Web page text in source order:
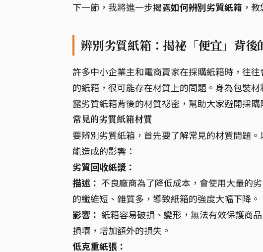
下一節，我將進一步揭露如何辨別劣質紙箱 ，
辨別劣質紙箱：揭祕「便宜」背後
許多中小企業主和電商賣家在採購紙箱時，往
的紙箱，很可能存在材質上的問題。身為包裝
露劣質紙箱背後的材質祕密，幫助大家避開採購
常見的劣質紙箱材質
要辨別劣質紙箱，首先要了解常見的材質問題
能造成的影響：
劣質回收紙漿：
描述： 不良廠商為了降低成本，會使用大量的
的纖維短、雜質多，導致紙箱的強度大幅下降。
影響： 紙箱容易破損、變形，無法有效保護商
損壞，增加額外的損失。
低克重紙張：